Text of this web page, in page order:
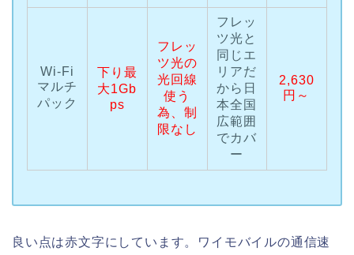
Wi-Fi
マルチ
パック
下り最
大1Gb
ps
フレッ
ツ光の
光回線
使う
為、制
限なし
フレッ
ツ光と
同じエ
リアだ
から日
本全国
広範囲
でカバ
ー
2,630
円～
良い点は赤文字にしています。ワイモバイルの通信速